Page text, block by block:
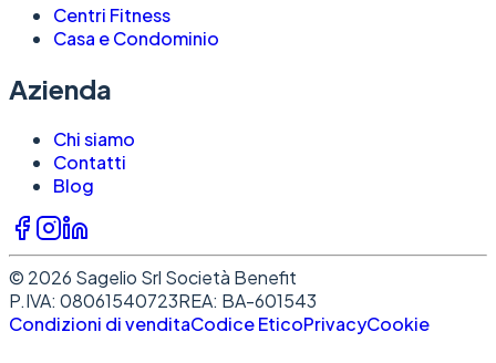
Centri Fitness
Casa e Condominio
Azienda
Chi siamo
Contatti
Blog
© 2026 Sagelio Srl Società Benefit
P.IVA: 08061540723REA: BA-601543
Condizioni di venditaCodice EticoPrivacyCookie